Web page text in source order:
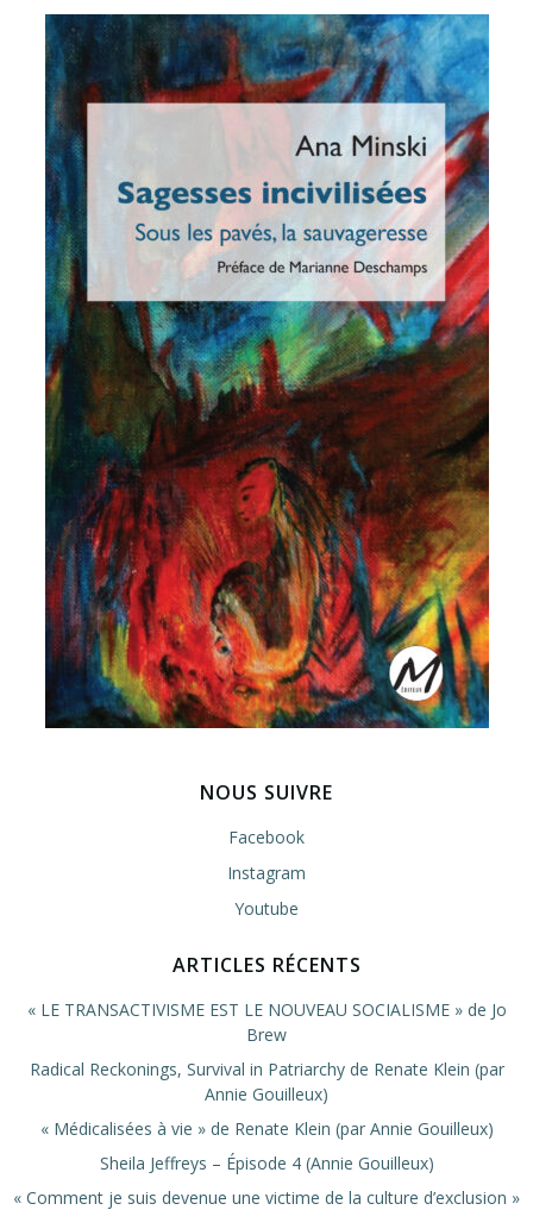
NOUS SUIVRE
Facebook
Instagram
Youtube
ARTICLES RÉCENTS
« LE TRANSACTIVISME EST LE NOUVEAU SOCIALISME » de Jo
Brew
Radical Reckonings, Survival in Patriarchy de Renate Klein (par
Annie Gouilleux)
« Médicalisées à vie » de Renate Klein (par Annie Gouilleux)
Sheila Jeffreys – Épisode 4 (Annie Gouilleux)
« Comment je suis devenue une victime de la culture d’exclusion »